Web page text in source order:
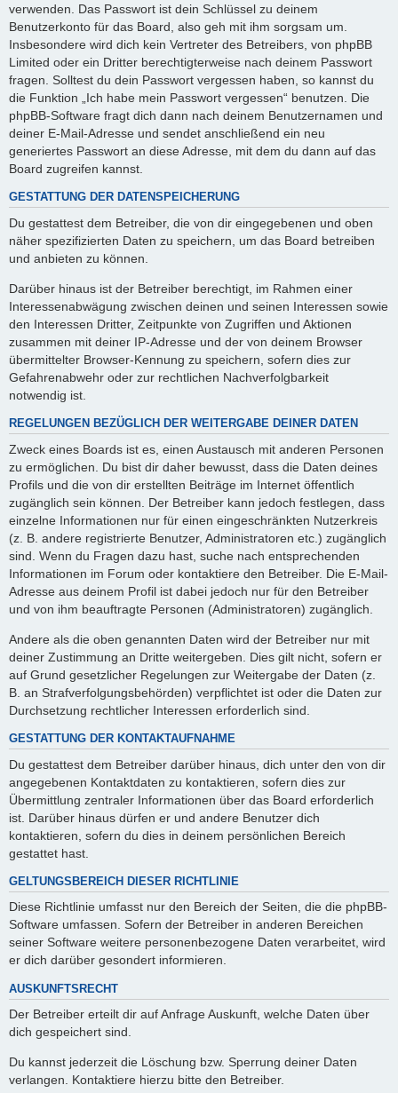
verwenden. Das Passwort ist dein Schlüssel zu deinem
Benutzerkonto für das Board, also geh mit ihm sorgsam um.
Insbesondere wird dich kein Vertreter des Betreibers, von phpBB
Limited oder ein Dritter berechtigterweise nach deinem Passwort
fragen. Solltest du dein Passwort vergessen haben, so kannst du
die Funktion „Ich habe mein Passwort vergessen“ benutzen. Die
phpBB-Software fragt dich dann nach deinem Benutzernamen und
deiner E-Mail-Adresse und sendet anschließend ein neu
generiertes Passwort an diese Adresse, mit dem du dann auf das
Board zugreifen kannst.
GESTATTUNG DER DATENSPEICHERUNG
Du gestattest dem Betreiber, die von dir eingegebenen und oben
näher spezifizierten Daten zu speichern, um das Board betreiben
und anbieten zu können.
Darüber hinaus ist der Betreiber berechtigt, im Rahmen einer
Interessenabwägung zwischen deinen und seinen Interessen sowie
den Interessen Dritter, Zeitpunkte von Zugriffen und Aktionen
zusammen mit deiner IP-Adresse und der von deinem Browser
übermittelter Browser-Kennung zu speichern, sofern dies zur
Gefahrenabwehr oder zur rechtlichen Nachverfolgbarkeit
notwendig ist.
REGELUNGEN BEZÜGLICH DER WEITERGABE DEINER DATEN
Zweck eines Boards ist es, einen Austausch mit anderen Personen
zu ermöglichen. Du bist dir daher bewusst, dass die Daten deines
Profils und die von dir erstellten Beiträge im Internet öffentlich
zugänglich sein können. Der Betreiber kann jedoch festlegen, dass
einzelne Informationen nur für einen eingeschränkten Nutzerkreis
(z. B. andere registrierte Benutzer, Administratoren etc.) zugänglich
sind. Wenn du Fragen dazu hast, suche nach entsprechenden
Informationen im Forum oder kontaktiere den Betreiber. Die E-Mail-
Adresse aus deinem Profil ist dabei jedoch nur für den Betreiber
und von ihm beauftragte Personen (Administratoren) zugänglich.
Andere als die oben genannten Daten wird der Betreiber nur mit
deiner Zustimmung an Dritte weitergeben. Dies gilt nicht, sofern er
auf Grund gesetzlicher Regelungen zur Weitergabe der Daten (z.
B. an Strafverfolgungsbehörden) verpflichtet ist oder die Daten zur
Durchsetzung rechtlicher Interessen erforderlich sind.
GESTATTUNG DER KONTAKTAUFNAHME
Du gestattest dem Betreiber darüber hinaus, dich unter den von dir
angegebenen Kontaktdaten zu kontaktieren, sofern dies zur
Übermittlung zentraler Informationen über das Board erforderlich
ist. Darüber hinaus dürfen er und andere Benutzer dich
kontaktieren, sofern du dies in deinem persönlichen Bereich
gestattet hast.
GELTUNGSBEREICH DIESER RICHTLINIE
Diese Richtlinie umfasst nur den Bereich der Seiten, die die phpBB-
Software umfassen. Sofern der Betreiber in anderen Bereichen
seiner Software weitere personenbezogene Daten verarbeitet, wird
er dich darüber gesondert informieren.
AUSKUNFTSRECHT
Der Betreiber erteilt dir auf Anfrage Auskunft, welche Daten über
dich gespeichert sind.
Du kannst jederzeit die Löschung bzw. Sperrung deiner Daten
verlangen. Kontaktiere hierzu bitte den Betreiber.